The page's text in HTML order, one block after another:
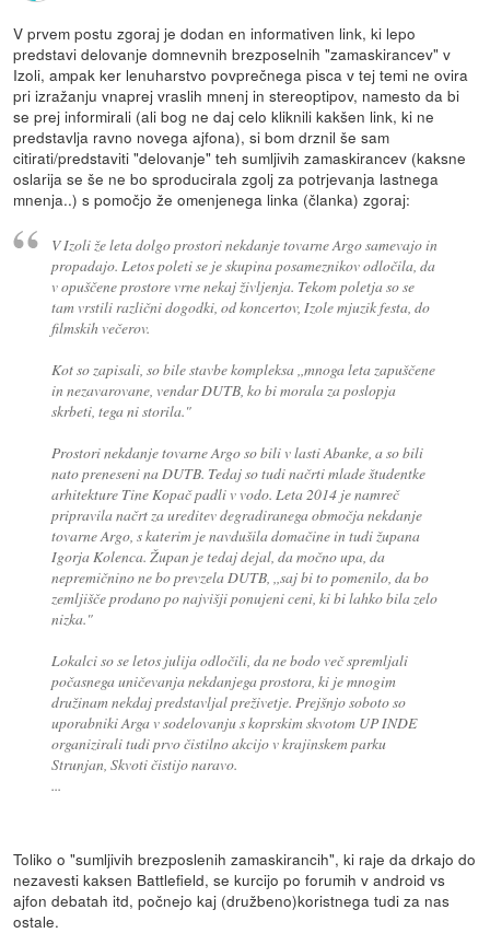
V prvem postu zgoraj je dodan en informativen link, ki lepo
predstavi delovanje domnevnih brezposelnih "zamaskirancev" v
Izoli, ampak ker lenuharstvo povprečnega pisca v tej temi ne ovira
pri izražanju vnaprej vraslih mnenj in stereoptipov, namesto da bi
se prej informirali (ali bog ne daj celo kliknili kakšen link, ki ne
predstavlja ravno novega ajfona), si bom drznil še sam
citirati/predstaviti "delovanje" teh sumljivih zamaskirancev (kaksne
oslarija se še ne bo sproducirala zgolj za potrjevanja lastnega
mnenja..) s pomočjo že omenjenega linka (članka) zgoraj:
V Izoli že leta dolgo prostori nekdanje tovarne Argo samevajo in
propadajo. Letos poleti se je skupina posameznikov odločila, da
v opuščene prostore vrne nekaj življenja. Tekom poletja so se
tam vrstili različni dogodki, od koncertov, Izole mjuzik festa, do
filmskih večerov.
Kot so zapisali, so bile stavbe kompleksa ,,mnoga leta zapuščene
in nezavarovane, vendar DUTB, ko bi morala za poslopja
skrbeti, tega ni storila."
Prostori nekdanje tovarne Argo so bili v lasti Abanke, a so bili
nato preneseni na DUTB. Tedaj so tudi načrti mlade študentke
arhitekture Tine Kopač padli v vodo. Leta 2014 je namreč
pripravila načrt za ureditev degradiranega območja nekdanje
tovarne Argo, s katerim je navdušila domačine in tudi župana
Igorja Kolenca. Župan je tedaj dejal, da močno upa, da
nepremičnino ne bo prevzela DUTB, ,,saj bi to pomenilo, da bo
zemljišče prodano po najvišji ponujeni ceni, ki bi lahko bila zelo
nizka."
Lokalci so se letos julija odločili, da ne bodo več spremljali
počasnega uničevanja nekdanjega prostora, ki je mnogim
družinam nekdaj predstavljal preživetje. Prejšnjo soboto so
uporabniki Arga v sodelovanju s koprskim skvotom UP INDE
organizirali tudi prvo čistilno akcijo v krajinskem parku
Strunjan, Skvoti čistijo naravo.
...
Toliko o "sumljivih brezposlenih zamaskirancih", ki raje da drkajo do
nezavesti kaksen Battlefield, se kurcijo po forumih v android vs
ajfon debatah itd, počnejo kaj (družbeno)koristnega tudi za nas
ostale.